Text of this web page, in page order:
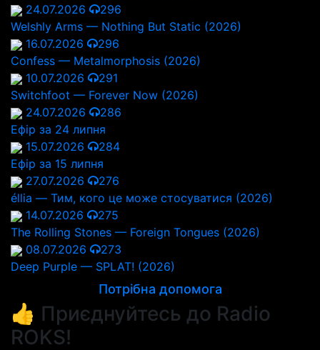
24.07.2026
296
Welshly Arms — Nothing But Static (2026)
16.07.2026
296
Confess — Metalmorphosis (2026)
10.07.2026
291
Switchfoot — Forever Now (2026)
24.07.2026
286
Ефір за 24 липня
15.07.2026
284
Ефір за 15 липня
27.07.2026
276
éllia — Тим, кого це може стосуватися (2026)
14.07.2026
275
The Rolling Stones — Foreign Tongues (2026)
08.07.2026
273
Deep Purple — SPLAT! (2026)
Потрібна допомога
👍 Приєднуйтесь до Radio
ROKS!